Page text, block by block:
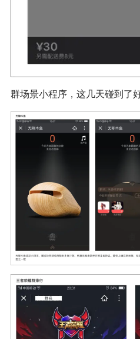
群场景小程序，这几天碰到了